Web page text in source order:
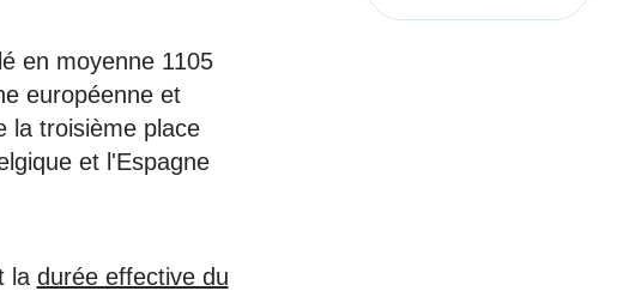
en moyenne 1105
européenne et
la troisième place
et l'Espagne
la durée effective du